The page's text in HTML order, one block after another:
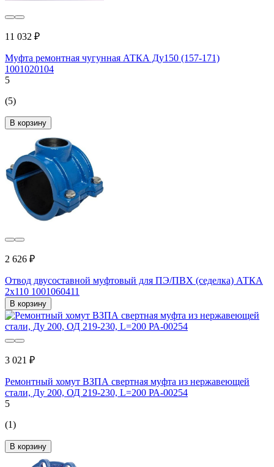
11 032 ₽
Муфта ремонтная чугунная АТКА Ду150 (157-171)
1001020104
5
(5)
В корзину
2 626 ₽
Отвод двусоставной муфтовый для ПЭ/ПВХ (седелка) АТКА
2x110 1001060411
В корзину
3 021 ₽
Ремонтный хомут ВЗПА свертная муфта из нержавеющей
стали, Ду 200, ОД 219-230, L=200 РА-00254
5
(1)
В корзину